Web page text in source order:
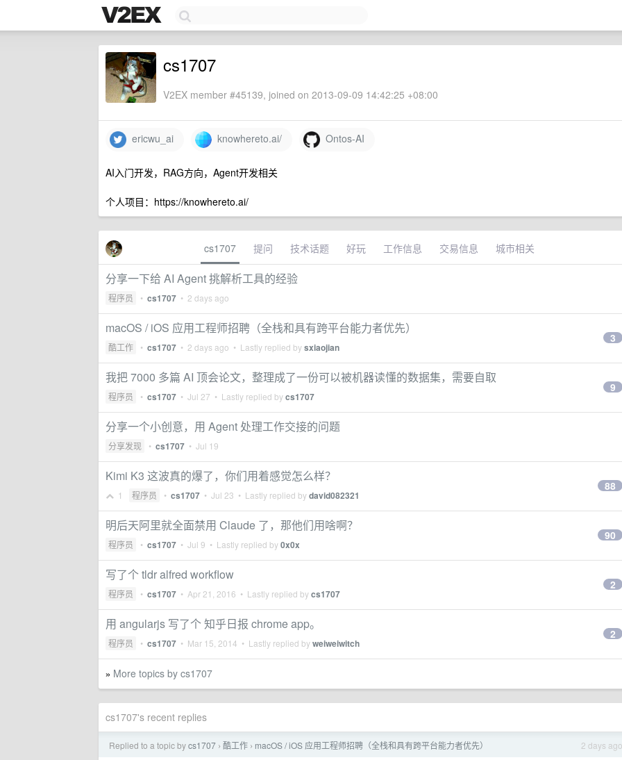
cs1707
V2EX member #45139, joined on 2013-09-09 14:42:25 +08:00
ericwu_ai knowhereto.ai/ Ontos-AI
AI入门开发，RAG方向，Agent开发相关
个人项目：https://knowhereto.ai/
cs1707 提问 技术话题 好玩 工作信息 交易信息 城市相关
分享一下给 AI Agent 挑解析工具的经验
程序员 • cs1707 • 2 days ago
macOS / iOS 应用工程师招聘（全栈和具有跨平台能力者优先）
酷工作 • cs1707 • 2 days ago • Lastly replied bysxiaojian
3
我把 7000 多篇 AI 顶会论文，整理成了一份可以被机器读懂的数据集，需要自取
程序员 • cs1707 • Jul 27 • Lastly replied bycs1707
9
分享一个小创意，用 Agent 处理工作交接的问题
分享发现 • cs1707 • Jul 19
Kimi K3 这波真的爆了，你们用着感觉怎么样？
1 程序员 • cs1707 • Jul 23 • Lastly replied bydavid082321
88
明后天阿里就全面禁用 Claude 了，那他们用啥啊？
程序员 • cs1707 • Jul 9 • Lastly replied by0x0x
90
写了个 tldr alfred workflow
程序员 • cs1707 • Apr 21, 2016 • Lastly replied bycs1707
2
用 angularjs 写了个 知乎日报 chrome app。
程序员 • cs1707 • Mar 15, 2014 • Lastly replied byweiweiwitch
2
» More topics by cs1707
cs1707's recent replies
2 days ago
Replied to a topic bycs1707 › 酷工作 › macOS / iOS 应用工程师招聘（全栈和具有跨平台能力者优先）